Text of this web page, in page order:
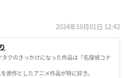
2024年10月01日 12:42
クのきっかけになった作品は『名探偵コナ
原作としたアニメ作品が特に好き。